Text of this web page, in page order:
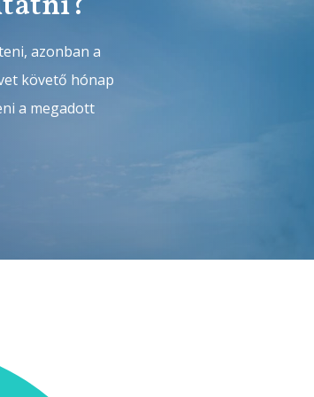
azonban a
követő hónap
a megadott